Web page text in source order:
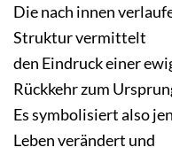
Die nach innen
Struktur vermittelt
den Eindruck einer
Rückkehr zum
Es symbolisiert also
Leben verändert und